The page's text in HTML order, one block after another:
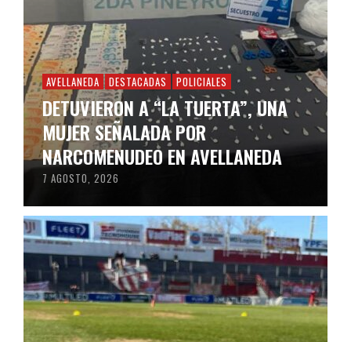
AVELLANEDA DESTACADAS POLICIALES
DETUVIERON A “LA TUERTA”, UNA
MUJER SEÑALADA POR
NARCOMENUDEO EN AVELLANEDA
7 AGOSTO, 2026